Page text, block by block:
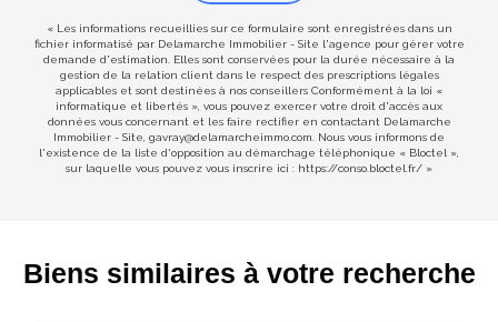
« Les informations recueillies sur ce formulaire sont enregistrées dans un
fichier informatisé par Delamarche Immobilier - Site l'agence pour gérer votre
demande d'estimation. Elles sont conservées pour la durée nécessaire à la
gestion de la relation client dans le respect des prescriptions légales
applicables et sont destinées à nos conseillers Conformément à la loi «
informatique et libertés », vous pouvez exercer votre droit d'accès aux
données vous concernant et les faire rectifier en contactant Delamarche
Immobilier - Site, gavray@delamarcheimmo.com. Nous vous informons de
l'existence de la liste d'opposition au démarchage téléphonique « Bloctel »,
sur laquelle vous pouvez vous inscrire ici : https://conso.bloctel.fr/ »
Biens similaires à votre recherche